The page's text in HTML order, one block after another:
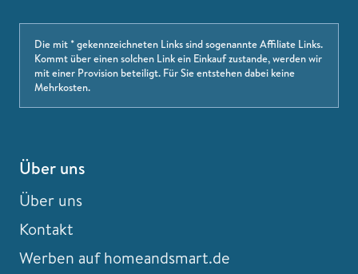
Die mit * gekennzeichneten Links sind sogenannte Affiliate Links.
Kommt über einen solchen Link ein Einkauf zustande, werden wir
mit einer Provision beteiligt. Für Sie entstehen dabei keine
Mehrkosten.
Über uns
Über uns
Kontakt
Werben auf homeandsmart.de